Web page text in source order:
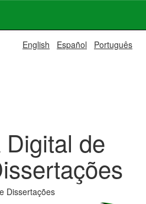
English Español Português
de
Dissertações